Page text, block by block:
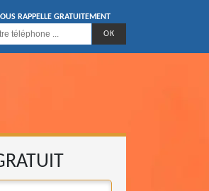
RAPPELLE GRATUITEMENT